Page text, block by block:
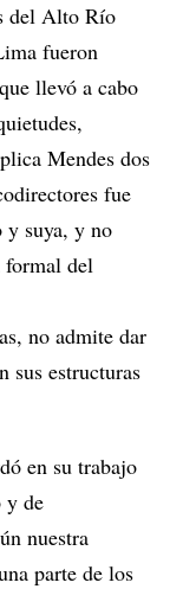
del Alto Río
fueron
llevó a cabo
Mendes dos
fue
y suya, y no
formal del
no admite dar
sus estructuras
en su trabajo
y de
nuestra
parte de los